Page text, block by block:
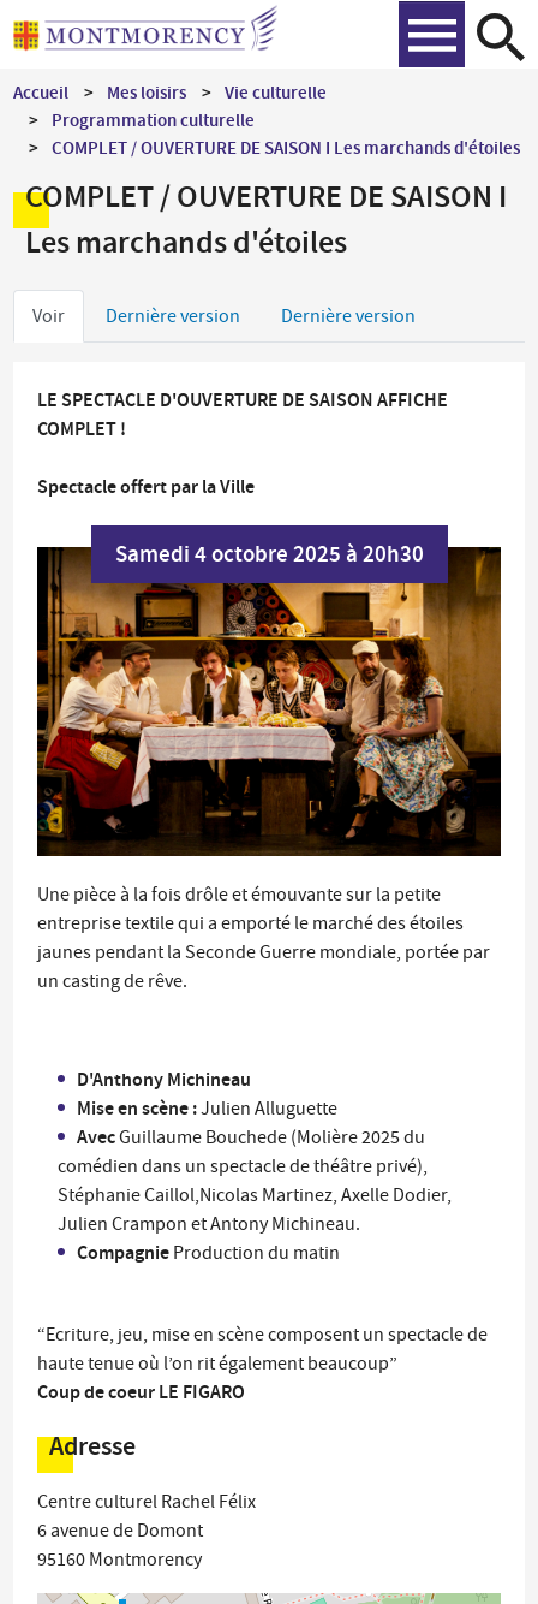
Aller
au
principal
Accueil Mes loisirs
Vie culturelle
Programmation culturelle
COMPLET / OUVERTURE DE SAISON I Les marchands d'étoiles
COMPLET / OUVERTURE DE SAISON I
Les marchands d'étoiles
Onglets
Voir Dernière version Dernière version
LE SPECTACLE D'OUVERTURE DE SAISON AFFICHE
COMPLET !
Spectacle offert par la Ville
Samedi 4 octobre 2025 à 20h30
Une pièce à la fois drôle et émouvante sur la petite
entreprise textile qui a emporté le marché des étoiles
jaunes pendant la Seconde Guerre mondiale, portée par
un casting de rêve.
D'Anthony Michineau
Mise en scène :Julien Alluguette
AvecGuillaume Bouchede (Molière 2025 du
comédien dans un spectacle de théâtre privé),
Stéphanie Caillol,Nicolas Martinez, Axelle Dodier,
Julien Crampon et Antony Michineau.
Compagnie Production du matin
“Ecriture, jeu, mise en scène composent un spectacle de
haute tenue où l’on rit également beaucoup”
Coup de coeur LE FIGARO
Adresse
Centre culturel Rachel Félix
6 avenue de Domont
95160 Montmorency